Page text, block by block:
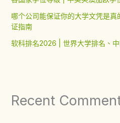
哪个公司能保证你的大学文凭是
证指南
软科排名2026 | 世界大学排名、
Recent